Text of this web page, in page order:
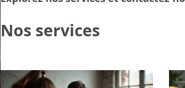
Nos services